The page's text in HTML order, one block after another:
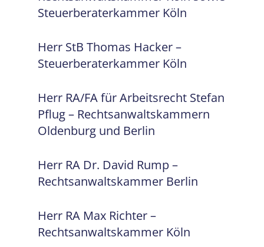
Steuerberaterkammer Köln
Herr StB Thomas Hacker –
Steuerberaterkammer Köln
Herr RA/FA für Arbeitsrecht Stefan
Pflug – Rechtsanwaltskammern
Oldenburg und Berlin
Herr RA Dr. David Rump –
Rechtsanwaltskammer Berlin
Herr RA Max Richter –
Rechtsanwaltskammer Köln